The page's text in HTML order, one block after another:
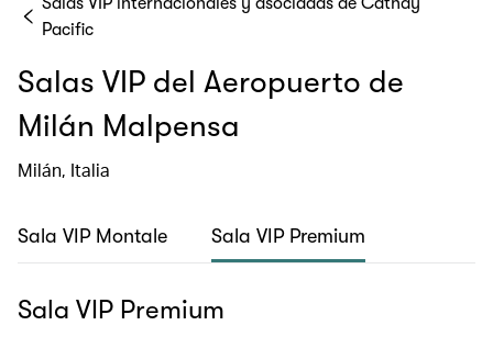
Pacific
Salas VIP del Aeropuerto de
Milán Malpensa
Milán, Italia
Sala VIP Montale Sala VIP Premium
Sala VIP Premium